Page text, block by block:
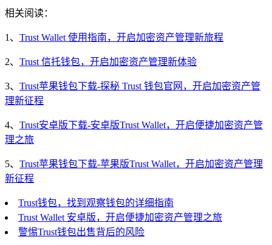
相关阅读：
1、 Trust Wallet 使用指南，开启加密资产管理新旅程
2、 Trust 信托钱包，开启加密资产管理新体验
3、 Trust苹果钱包下载-探秘 Trust 钱包官网，开启加密资产管
理新征程
4、 Trust安卓版下载-安卓版Trust Wallet，开启便捷加密资产管
理之旅
5、 Trust苹果钱包下载-苹果版Trust Wallet，开启加密资产管理
新征程
Trust钱包，找到观察钱包的详细指南
Trust Wallet 安卓版，开启便捷加密资产管理之旅
警惕Trust钱包出售背后的风险